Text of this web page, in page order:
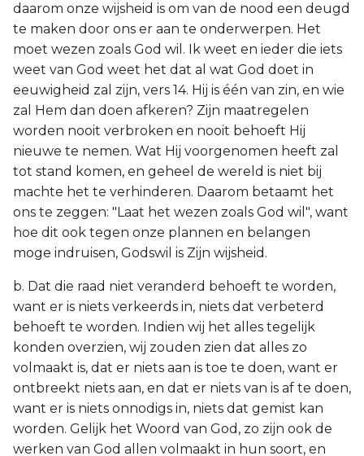
daarom onze wijsheid is om van de nood een deugd
te maken door ons er aan te onderwerpen. Het
moet wezen zoals God wil. Ik weet en ieder die iets
weet van God weet het dat al wat God doet in
eeuwigheid zal zijn, vers 14. Hij is één van zin, en wie
zal Hem dan doen afkeren? Zijn maatregelen
worden nooit verbroken en nooit behoeft Hij
nieuwe te nemen. Wat Hij voorgenomen heeft zal
tot stand komen, en geheel de wereld is niet bij
machte het te verhinderen. Daarom betaamt het
ons te zeggen: "Laat het wezen zoals God wil", want
hoe dit ook tegen onze plannen en belangen
moge indruisen, Godswil is Zijn wijsheid.
b. Dat die raad niet veranderd behoeft te worden,
want er is niets verkeerds in, niets dat verbeterd
behoeft te worden. Indien wij het alles tegelijk
konden overzien, wij zouden zien dat alles zo
volmaakt is, dat er niets aan is toe te doen, want er
ontbreekt niets aan, en dat er niets van is af te doen,
want er is niets onnodigs in, niets dat gemist kan
worden. Gelijk het Woord van God, zo zijn ook de
werken van God allen volmaakt in hun soort, en